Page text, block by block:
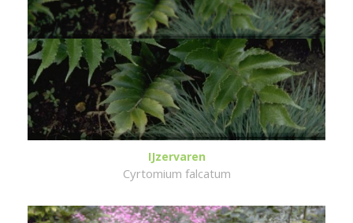
IJzervaren
Cyrtomium falcatum